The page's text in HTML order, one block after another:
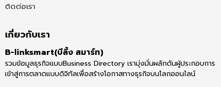
ติดต่อเรา
เกี่ยวกับเรา
B-linksmart(บีลิ้ง สมาร์ท)
รวมข้อมูลธุรกิจแบบBusiness Directory เรามุ่งมั่นผลักดันผู้ประกอบการ
เข้าสู่การตลาดแบบดิจิทัลเพื่อสร้างโอกาสทางธุรกิจบนโลกออนไลน์